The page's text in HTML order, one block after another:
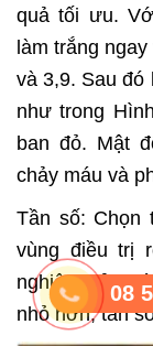
quả tối ưu.
làm trắng
và 3,9. Sau đó
như trong
ban đỏ. Mật
chảy máu và
Tần số: Chọn
vùng điều trị
nghiệm của
nhỏ hơn, tần
08